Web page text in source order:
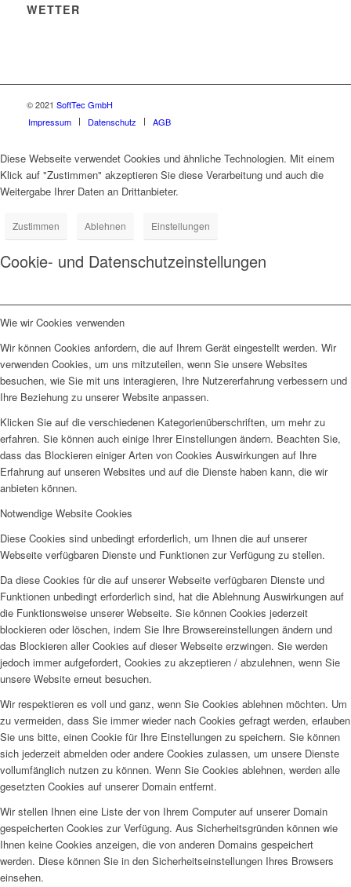
WETTER
© 2021 SoftTec GmbH
Impressum
Datenschutz AGB
Diese Webseite verwendet Cookies und ähnliche Technologien. Mit einem
Klick auf "Zustimmen" akzeptieren Sie diese Verarbeitung und auch die
Weitergabe Ihrer Daten an Drittanbieter.
Zustimmen Ablehnen Einstellungen
Cookie- und Datenschutzeinstellungen
Wie wir Cookies verwenden
Wir können Cookies anfordern, die auf Ihrem Gerät eingestellt werden. Wir
verwenden Cookies, um uns mitzuteilen, wenn Sie unsere Websites
besuchen, wie Sie mit uns interagieren, Ihre Nutzererfahrung verbessern und
Ihre Beziehung zu unserer Website anpassen.
Klicken Sie auf die verschiedenen Kategorienüberschriften, um mehr zu
erfahren. Sie können auch einige Ihrer Einstellungen ändern. Beachten Sie,
dass das Blockieren einiger Arten von Cookies Auswirkungen auf Ihre
Erfahrung auf unseren Websites und auf die Dienste haben kann, die wir
anbieten können.
Notwendige Website Cookies
Diese Cookies sind unbedingt erforderlich, um Ihnen die auf unserer
Webseite verfügbaren Dienste und Funktionen zur Verfügung zu stellen.
Da diese Cookies für die auf unserer Webseite verfügbaren Dienste und
Funktionen unbedingt erforderlich sind, hat die Ablehnung Auswirkungen auf
die Funktionsweise unserer Webseite. Sie können Cookies jederzeit
blockieren oder löschen, indem Sie Ihre Browsereinstellungen ändern und
das Blockieren aller Cookies auf dieser Webseite erzwingen. Sie werden
jedoch immer aufgefordert, Cookies zu akzeptieren / abzulehnen, wenn Sie
unsere Website erneut besuchen.
Wir respektieren es voll und ganz, wenn Sie Cookies ablehnen möchten. Um
zu vermeiden, dass Sie immer wieder nach Cookies gefragt werden, erlauben
Sie uns bitte, einen Cookie für Ihre Einstellungen zu speichern. Sie können
sich jederzeit abmelden oder andere Cookies zulassen, um unsere Dienste
vollumfänglich nutzen zu können. Wenn Sie Cookies ablehnen, werden alle
gesetzten Cookies auf unserer Domain entfernt.
Wir stellen Ihnen eine Liste der von Ihrem Computer auf unserer Domain
gespeicherten Cookies zur Verfügung. Aus Sicherheitsgründen können wie
Ihnen keine Cookies anzeigen, die von anderen Domains gespeichert
werden. Diese können Sie in den Sicherheitseinstellungen Ihres Browsers
einsehen.